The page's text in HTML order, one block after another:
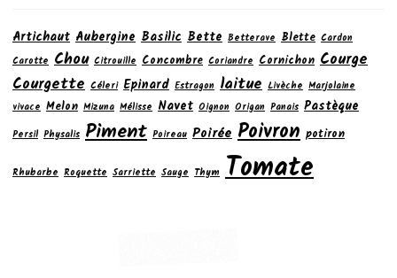
Artichaut Aubergine Basilic Bette Betterave Blette Cardon
Carotte Chou Citrouille Concombre Coriandre Cornichon Courge
Courgette Céleri Epinard Estragon laitue Livèche Marjolaine
vivace Melon Mizuna Mélisse Navet Oignon Origan Panais Pastèque
Persil Physalis Piment Poireau Poirée Poivron potiron
Rhubarbe Roquette Sarriette Sauge Thym Tomate